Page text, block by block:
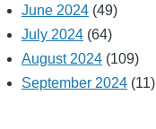
June 2024 (49)
July 2024 (64)
August 2024 (109)
September 2024 (11)